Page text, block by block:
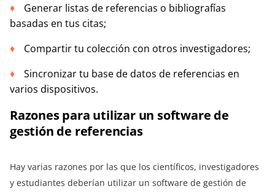
Generar listas de referencias o bibliografías
basadas en tus citas;
Compartir tu colección con otros investigadores;
Sincronizar tu base de datos de referencias en
varios dispositivos.
Razones para utilizar un software de
gestión de referencias
Hay varias razones por las que los científicos, investigadores
y estudiantes deberían utilizar un software de gestión de